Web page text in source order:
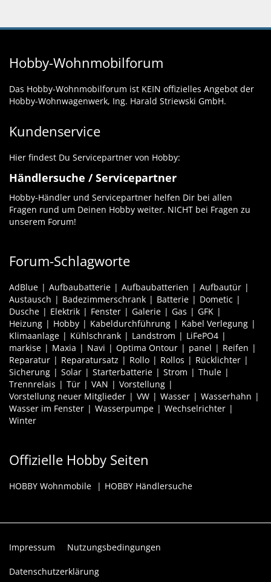
Hobby-Wohnmobilforum
Das Hobby-Wohnmobilforum ist KEIN offizielles Angebot der
Hobby-Wohnwagenwerk, Ing. Harald Striewski GmbH.
Kundenservice
Hier findest Du Servicepartner von Hobby:
Händlersuche / Servicepartner
Hobby-Händler und Servicepartner helfen Dir bei allen
Fragen rund um Deinen Hobby weiter. NICHT bei Fragen zu
unserem Forum!
Forum-Schlagworte
AdBlue Aufbaubatterie Aufbaubatterien
Aufbautür
Austausch
Badezimmerschrank Batterie
Dometic
Dusche
Elektrik Fenster Galerie Gas
GFK
Heizung
Hobby Kabeldurchführung
Kabel Verlegung
Klimaanlage
Kühlschrank Landstrom
LiFePO4
markise
Maxia Navi Optima Ontour panel
Reifen
Reparatur
Reparatursatz Rollo Rollos
Rücklichter
Sicherung
Solar Starterbatterie Strom
Thule
Trennrelais
Tür VAN
Vorstellung
Vorstellung neuer Mitglieder
VW Wasser
Wasserhahn
Wasser im Fenster
Wasserpumpe
Wechselrichter
Winter
Offizielle Hobby Seiten
HOBBY Wohnmobile HOBBY Händlersuche
Impressum Nutzungsbedingungen
Datenschutzerklärung